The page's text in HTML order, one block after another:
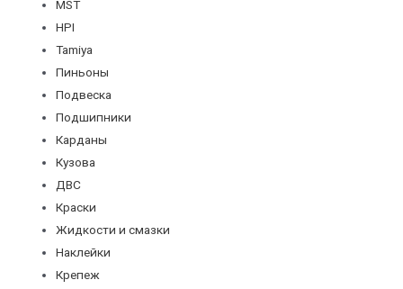
MST
HPI
Tamiya
Пиньоны
Подвеска
Подшипники
Карданы
Кузова
ДВС
Краски
Жидкости и смазки
Наклейки
Крепеж